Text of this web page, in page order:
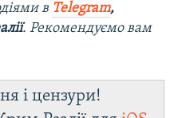
в Telegram,
. Рекомендуємо вам
і цензури!